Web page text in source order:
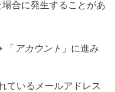
合に発生することがあ
「 アカウント 」に進み
ているメールアドレス